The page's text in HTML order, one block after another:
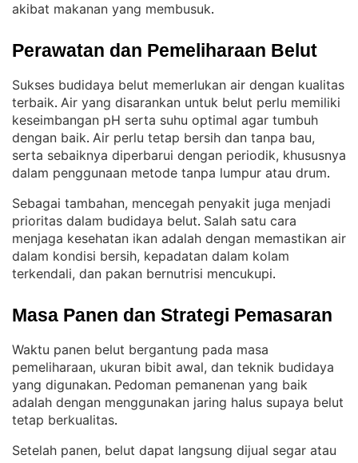
akibat makanan yang membusuk.
Perawatan dan Pemeliharaan Belut
Sukses budidaya belut memerlukan air dengan kualitas
terbaik. Air yang disarankan untuk belut perlu memiliki
keseimbangan pH serta suhu optimal agar tumbuh
dengan baik. Air perlu tetap bersih dan tanpa bau,
serta sebaiknya diperbarui dengan periodik, khususnya
dalam penggunaan metode tanpa lumpur atau drum.
Sebagai tambahan, mencegah penyakit juga menjadi
prioritas dalam budidaya belut. Salah satu cara
menjaga kesehatan ikan adalah dengan memastikan air
dalam kondisi bersih, kepadatan dalam kolam
terkendali, dan pakan bernutrisi mencukupi.
Masa Panen dan Strategi Pemasaran
Waktu panen belut bergantung pada masa
pemeliharaan, ukuran bibit awal, dan teknik budidaya
yang digunakan. Pedoman pemanenan yang baik
adalah dengan menggunakan jaring halus supaya belut
tetap berkualitas.
Setelah panen, belut dapat langsung dijual segar atau